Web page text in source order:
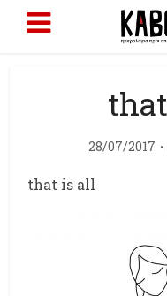
28/07/2017
that is all